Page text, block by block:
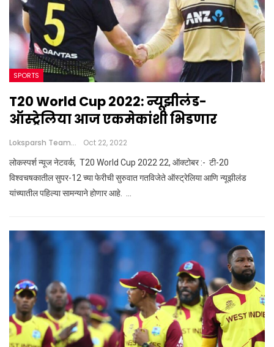
SPORTS
T20 World Cup 2022: न्यूझीलंड-
ऑस्ट्रेलिया आज एकमेकांशी भिडणार
Loksparsh Team Oct 22, 2022
लोकस्पर्श न्यूज नेटवर्क, T20 World Cup 2022 22, ऑक्टोबर :- टी-20
विश्वचषकातील सुपर-12 च्या फेरीची सुरुवात गतविजेते ऑस्ट्रेलिया आणि न्यूझीलंड
यांच्यातील पहिल्या सामन्याने होणार आहे. …